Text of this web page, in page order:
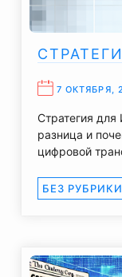
7 ОКТЯБРЯ,
Стратегия
разница и
цифровой
БЕЗ РУБРИКИ